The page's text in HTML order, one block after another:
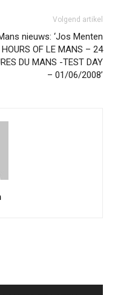
Volgend artikel
nieuws: ‘Jos Menten
OF LE MANS – 24
DU MANS -TEST DAY
– 01/06/2008’